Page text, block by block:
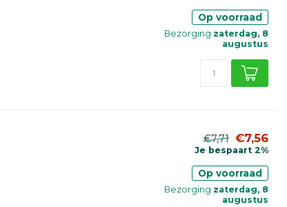
Op voorraad
Bezorging zaterdag, 8
augustus
€7,71 €7,56
Je bespaart 2%
Op voorraad
Bezorging zaterdag, 8
augustus